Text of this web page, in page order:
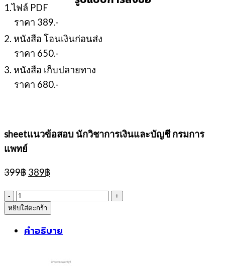
1.ไฟล์ PDF
ราคา 389.-
2. หนังสือ โอนเงินก่อนส่ง
ราคา 650.-
3. หนังสือ เก็บปลายทาง
ราคา 680.-
sheetแนวข้อสอบ นักวิชาการเงินและบัญชี กรมการ
แพทย์
399฿ Original
was:
399฿.
389฿Current
is:
389฿.
จำนวน
sheetแนว
ข้อสอบ
หยิบใส่ตะกร้า
คำอธิบาย